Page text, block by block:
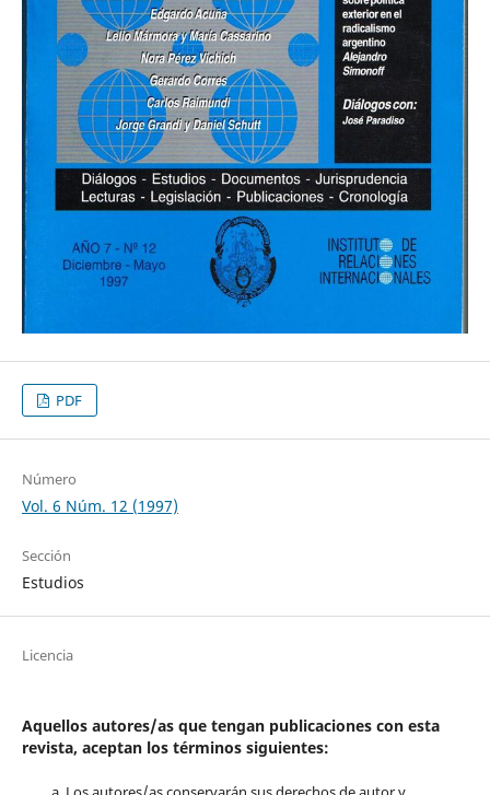
PDF
Número
Vol. 6 Núm. 12 (1997)
Sección
Estudios
Licencia
Aquellos autores/as que tengan publicaciones con esta
revista, aceptan los términos siguientes: